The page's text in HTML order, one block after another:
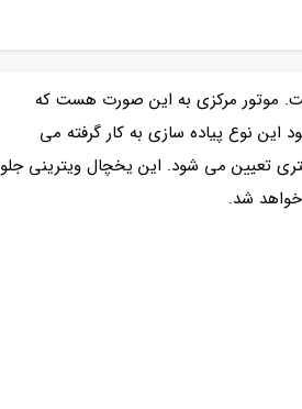
موتور مرکزی به این صورت هست که
نوع پیاده سازی به کار گرفته می
تعیین می شود. این یخچال ویترینی جلو
شد.